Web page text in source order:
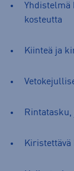
kosteutta
Kiinteä ja